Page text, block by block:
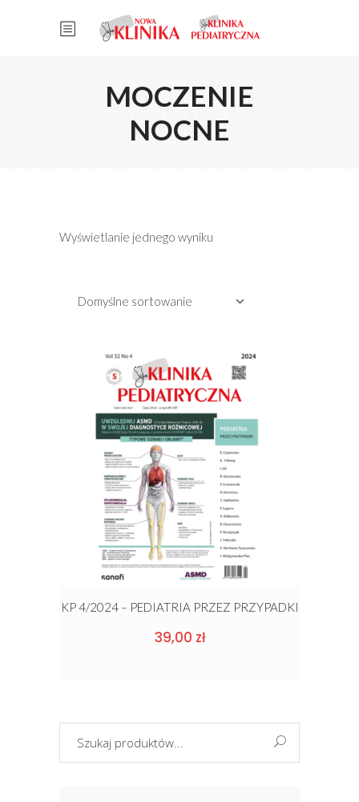
MOCZENIE
NOCNE
Wyświetlanie jednego wyniku
Domyślne sortowanie
KP 4/2024 – PEDIATRIA PRZEZ PRZYPADKI
39,00 zł